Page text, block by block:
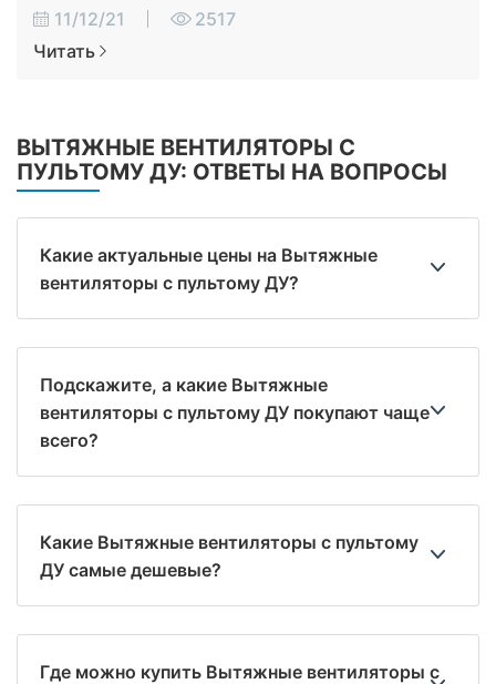
11/12/21
2517
Читать
ВЫТЯЖНЫЕ ВЕНТИЛЯТОРЫ С
ПУЛЬТОМУ ДУ: ОТВЕТЫ НА ВОПРОСЫ
Какие актуальные цены на Вытяжные
вентиляторы с пультому ДУ?
Подскажите, а какие Вытяжные
вентиляторы с пультому ДУ покупают чаще
всего?
Какие Вытяжные вентиляторы с пультому
ДУ самые дешевые?
Где можно купить Вытяжные вентиляторы с